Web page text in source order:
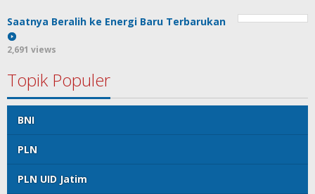
Saatnya Beralih ke Energi Baru Terbarukan
2,691 views
Topik Populer
BNI
PLN
PLN UID Jatim